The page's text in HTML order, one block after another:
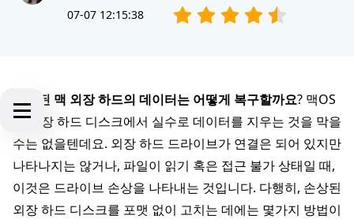
07-07 12:15:38
손상된 맥 외장 하드의 데이터는 어떻게 복구할까요? 맥OS
가 외장 하드 디스크에서 실수로 데이터를 지우는 것을 막을
수는 없을텐데요. 외장 하드 드라이브가 연결은 되어 있지만
나타나지는 않거나, 파일이 읽기 혹은 접근 불가 상태일 때,
이것은 드라이브 손상을 나타내는 것입니다. 다행히, 손상된
외장 하드 디스크를 포맷 없이 고치는 데에는 몇가지 방법이